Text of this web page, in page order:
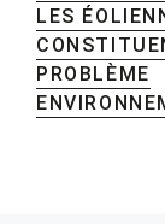
LES
PROBLÈME